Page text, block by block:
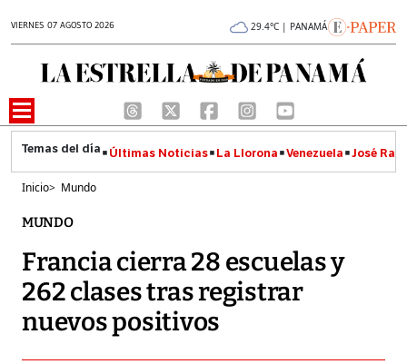
VIERNES 07 AGOSTO 2026 29.4°C | PANAMÁ
Últimas Noticias La Llorona Venezuela José
Inicio> Mundo
MUNDO
Francia cierra 28 escuelas y
262 clases tras registrar
nuevos positivos